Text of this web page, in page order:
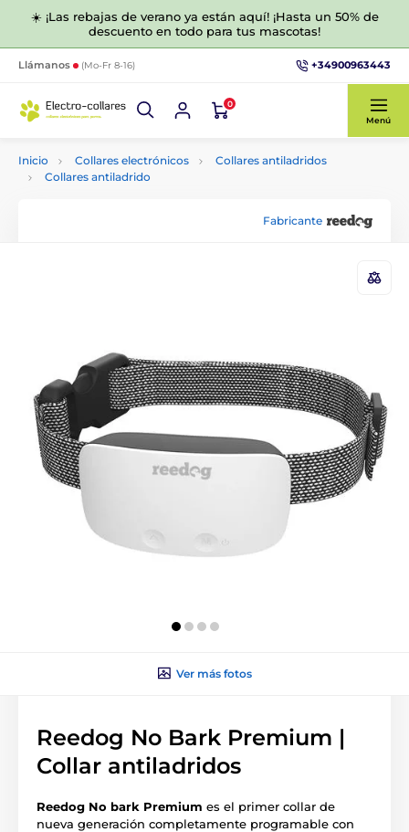
☀️ ¡Las rebajas de verano ya están aquí! ¡Hasta un 50% de
descuento en todo para tus mascotas!
Llámanos (Mo-Fr 8-16) +34900963443
0
Menú
Inicio Collares electrónicos
Collares antiladridos
Collares antiladrido
Fabricante
Ver más fotos
Reedog No Bark Premium |
Collar antiladridos
Reedog No bark Premium es el primer collar de
nueva generación completamente programable con